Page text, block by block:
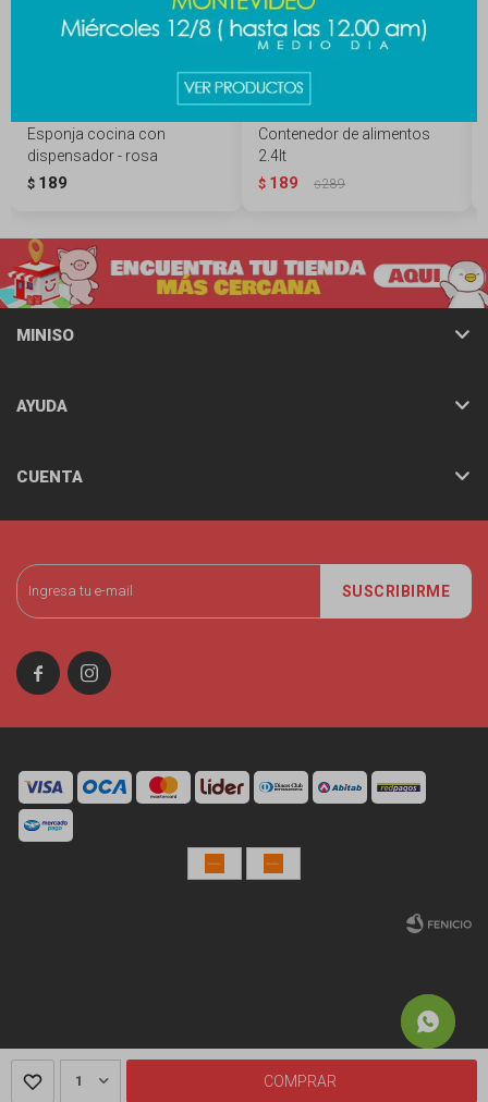
1 COMPRAR
Esponja cocina con
dispensador - rosa
$ 189
Contenedor de alimentos
2.4lt
$ 189 $289
SUSCRIBIRME
 
MINISO
AYUDA
CUENTA